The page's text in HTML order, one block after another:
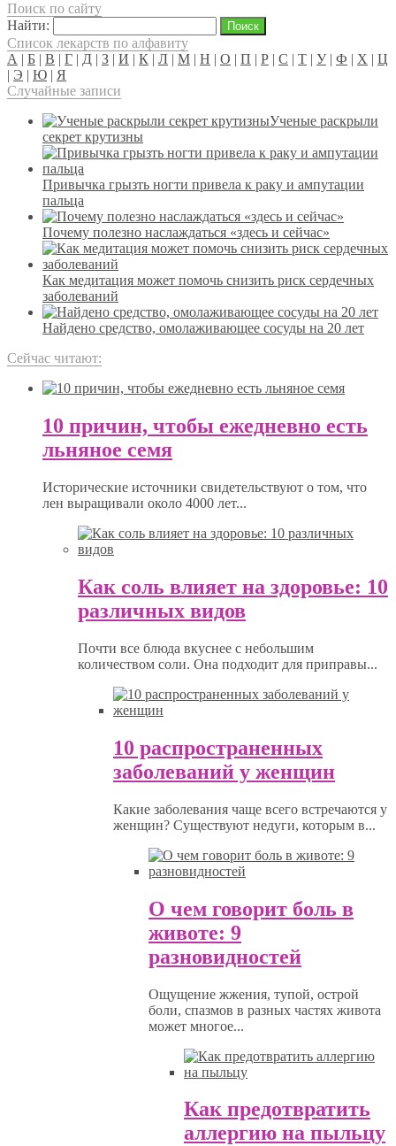
Поиск по сайту
Найти:
Список лекарств по алфавиту
А | Б | В | Г | Д | З | И | К | Л | М | Н | О | П | Р | С | Т | У| Ф | Х | Ц
| Э | Ю | Я
Случайные записи
Ученые раскрыли
секрет крутизны
Привычка грызть ногти привела к раку и ампутации
пальца
Почему полезно наслаждаться «здесь и сейчас»
Как медитация может помочь снизить риск сердечных
заболеваний
Найдено средство, омолаживающее сосуды на 20 лет
Сейчас читают:
10 причин, чтобы ежедневно есть
льняное семя
Исторические источники свидетельствуют о том, что
лен выращивали около 4000 лет...
Как соль влияет на здоровье: 10
различных видов
Почти все блюда вкуснее с небольшим
количеством соли. Она подходит для приправы...
10 распространенных
заболеваний у женщин
Какие заболевания чаще всего встречаются у
женщин? Существуют недуги, которым в...
О чем говорит боль в
животе: 9
разновидностей
Ощущение жжения, тупой, острой
боли, спазмов в разных частях живота
может многое...
Как предотвратить
аллергию на пыльцу